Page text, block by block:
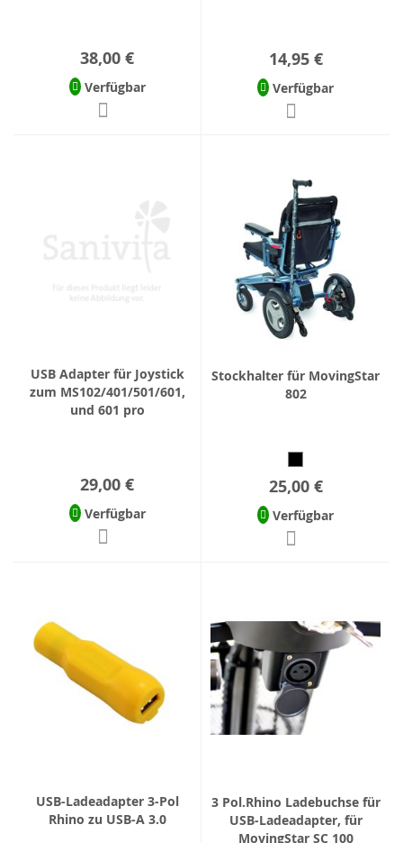
38,00 €
Verfügbar
14,95 €
Verfügbar
USB Adapter für Joystick
zum MS102/401/501/601,
und 601 pro
29,00 €
Verfügbar
Stockhalter für MovingStar
802
25,00 €
Verfügbar
USB-Ladeadapter 3-Pol
Rhino zu USB-A 3.0
3 Pol.Rhino Ladebuchse für
USB-Ladeadapter, für
MovingStar SC 100